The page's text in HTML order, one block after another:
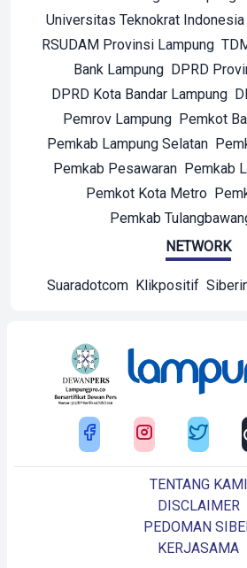
Universitas Teknokrat Indonesia
RSUDAM Provinsi Lampung
Bank Lampung DPRD
DPRD Kota Bandar Lampung
Pemrov Lampung Pemkot
Pemkab Lampung Selatan
Pemkab Pesawaran Pemkab
Pemkot Kota Metro
Pemkab
NETWORK
Suaradotcom Klikpositif
TENTANG KAMI
DISCLAIMER
PEDOMAN
KERJASAMA